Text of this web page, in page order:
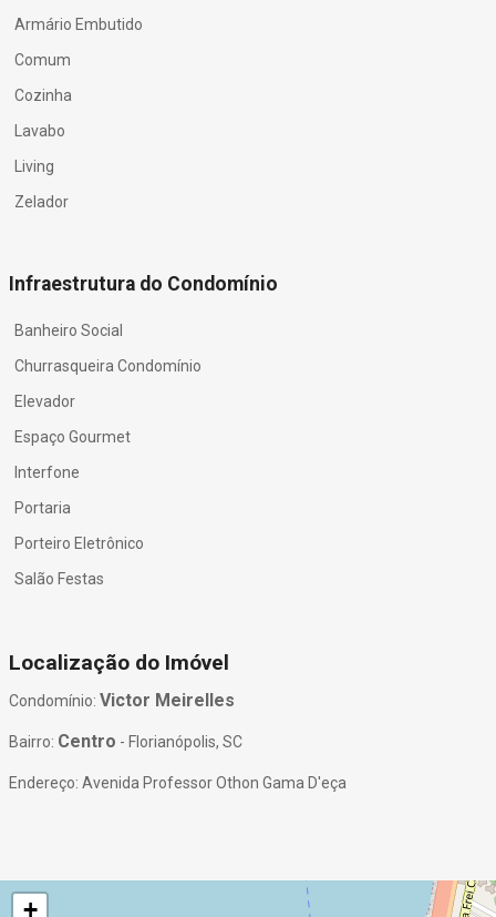
Armário Embutido
Comum
Cozinha
Lavabo
Living
Zelador
Infraestrutura do Condomínio
Banheiro Social
Churrasqueira Condomínio
Elevador
Espaço Gourmet
Interfone
Portaria
Porteiro Eletrônico
Salão Festas
Localização do Imóvel
Condomínio: Victor Meirelles
Bairro: Centro - Florianópolis, SC
Endereço: Avenida Professor Othon Gama D'eça
+